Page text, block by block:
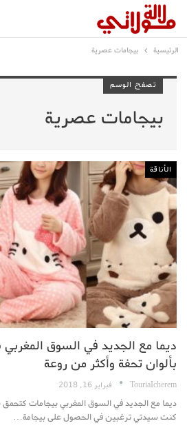
الرئيسية بيجامات عصرية
تصفح الوسم
بيجامات عصرية
الأناقة
ديما مع الجديد في السوق
بألوان تحفة وأكثر من روعة
TouriaIcherem فبراير 16, 2018
ديما مع الجديد في السوق المغربي بيجامات كتحمق
كنت سيدتي ترغبين في الحصول على بيجامة…